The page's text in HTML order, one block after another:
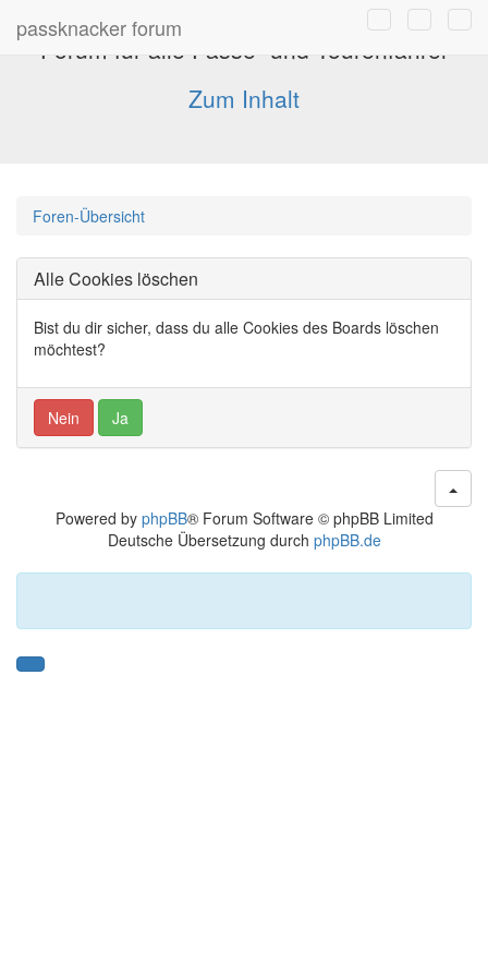
passknacker forum
Forum für alle Pässe- und Tourenfahrer
Zum Inhalt
Foren-Übersicht
Alle Cookies löschen
Bist du dir sicher, dass du alle Cookies des Boards löschen
möchtest?
Powered by phpBB® Forum Software © phpBB Limited
Deutsche Übersetzung durch phpBB.de